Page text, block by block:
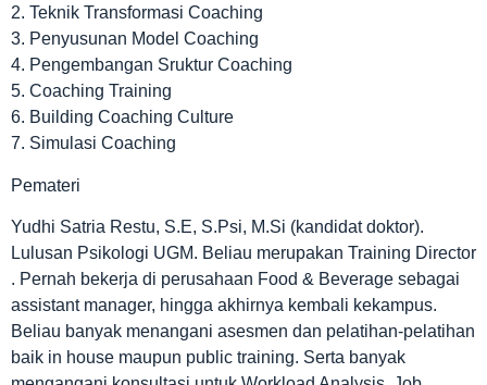
2. Teknik Transformasi Coaching
3. Penyusunan Model Coaching
4. Pengembangan Sruktur Coaching
5. Coaching Training
6. Building Coaching Culture
7. Simulasi Coaching
Pemateri
Yudhi Satria Restu, S.E, S.Psi, M.Si (kandidat doktor).
Lulusan Psikologi UGM. Beliau merupakan Training Director
. Pernah bekerja di perusahaan Food & Beverage sebagai
assistant manager, hingga akhirnya kembali kekampus.
Beliau banyak menangani asesmen dan pelatihan-pelatihan
baik in house maupun public training. Serta banyak